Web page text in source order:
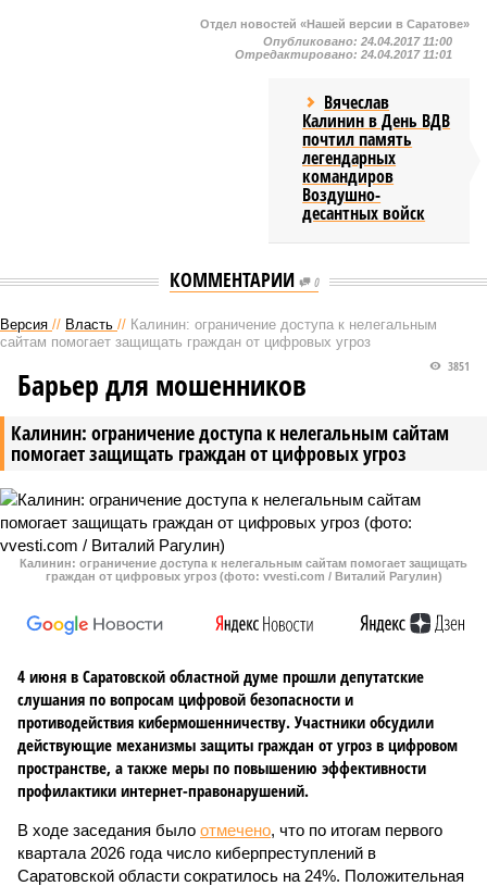
Отдел новостей «Нашей версии в Саратове»
Опубликовано: 24.04.2017 11:00
Отредактировано: 24.04.2017 11:01
Вячеслав
Калинин в День ВДВ
почтил память
легендарных
командиров
Воздушно-
десантных войск
КОММЕНТАРИИ 0
Версия // Власть // Калинин: ограничение доступа к нелегальным
сайтам помогает защищать граждан от цифровых угроз
Калинин: ограничение доступа к нелегальным сайтам
помогает защищать граждан от цифровых угроз
3851
Барьер для мошенников
Калинин: ограничение доступа к нелегальным сайтам помогает защищать
граждан от цифровых угроз (фото: vvesti.com / Виталий Рагулин)
4 июня в Саратовской областной думе прошли депутатские
слушания по вопросам цифровой безопасности и
противодействия кибермошенничеству. Участники обсудили
действующие механизмы защиты граждан от угроз в цифровом
пространстве, а также меры по повышению эффективности
профилактики интернет-правонарушений.
В ходе заседания было отмечено, что по итогам первого
квартала 2026 года число киберпреступлений в
Саратовской области сократилось на 24%. Положительная